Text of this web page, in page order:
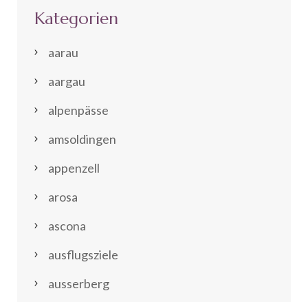
Kategorien
aarau
aargau
alpenpässe
amsoldingen
appenzell
arosa
ascona
ausflugsziele
ausserberg